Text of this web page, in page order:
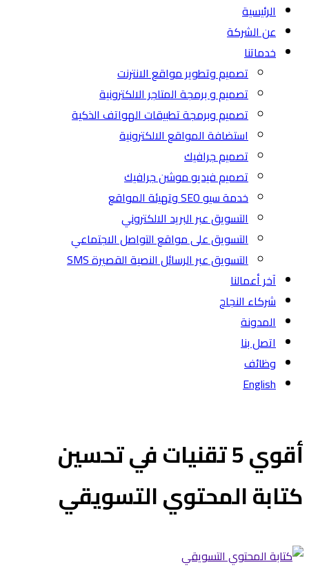
الرئيسية
عن الشركة
خدماتنا
تصميم وتطوير مواقع الانترنت
تصميم و برمجة المتاجر الالكترونية
تصميم وبرمجة تطبيقات الهواتف الذكية
استضافة المواقع الالكترونية
تصميم جرافيك
تصميم فيديو موشن جرافيك
خدمة سيو SEO وتهيئة المواقع
التسويق عبر البريد الالكتروني
التسويق على مواقع التواصل الاجتماعي
التسويق عبر الرسائل النصية القصيرة SMS
آخر أعمالنا
شركاء النجاح
المدونة
اتصل بنا
وظائف
English
أقوي 5 تقنيات في تحسين
كتابة المحتوي التسويقي